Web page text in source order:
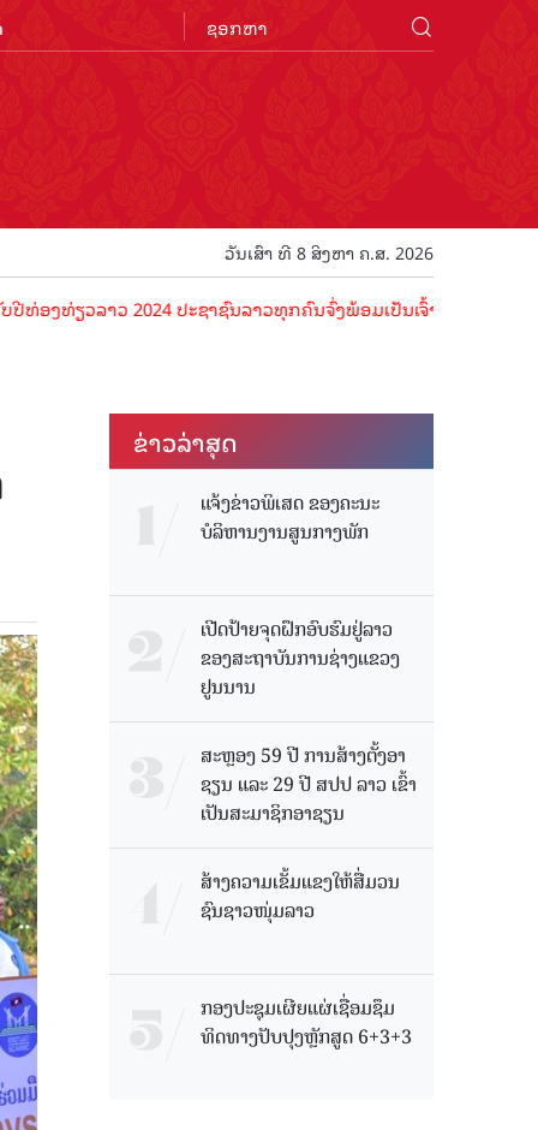
ວັນເສົາ ທີ 8 ສິງຫາ ຄ.ສ. 2026
ວລາວ 2024 ປະຊາຊົນລາວທຸກຄົນຈົ່ງພ້ອມເປັນເຈົ້າພາບທີ່ດີ ຕ້ອນຮັບນັກ
ຂ່າວ​ລ່າ​ສຸດ
ແຈ້ງຂ່າວພິເສດ ຂອງຄະນະ
ບໍລິຫານງານສູນກາງພັກ
ເປີດປ້າຍຈຸດຝຶກອົບຮົມຢູ່ລາວ
ຂອງສະຖາບັນການຊ່າງແຂວງ
ຢູນນານ
ສະຫຼອງ 59 ປີ ການສ້າງຕັ້ງອາ
ຊຽນ ແລະ 29 ປີ ສປປ ລາວ ເຂົ້າ
ເປັນສະມາຊິກອາຊຽນ
ສ້າງຄວາມເຂັ້ມແຂງໃຫ້ສື່ມວນ
ຊົນຊາວໜຸ່ມລາວ
ກອງປະຊຸມເຜີຍແຜ່ເຊື່ອມຊຶມ
ທິດທາງປັບປຸງຫຼັກສູດ 6+3+3